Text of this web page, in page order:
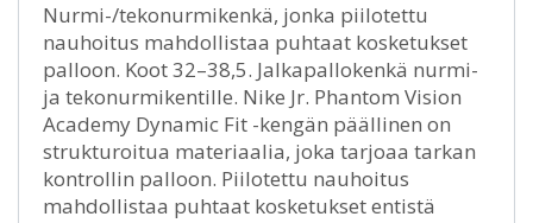
Nurmi-/tekonurmikenkä, jonka piilotettu
nauhoitus mahdollistaa puhtaat kosketukset
palloon. Koot 32–38,5. Jalkapallokenkä nurmi-
ja tekonurmikentille. Nike Jr. Phantom Vision
Academy Dynamic Fit -kengän päällinen on
strukturoitua materiaalia, joka tarjoaa tarkan
kontrollin palloon. Piilotettu nauhoitus
mahdollistaa puhtaat kosketukset entistä